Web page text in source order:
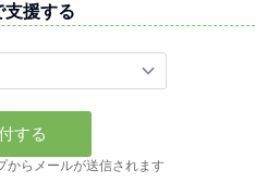
支援する
からメールが送信されます